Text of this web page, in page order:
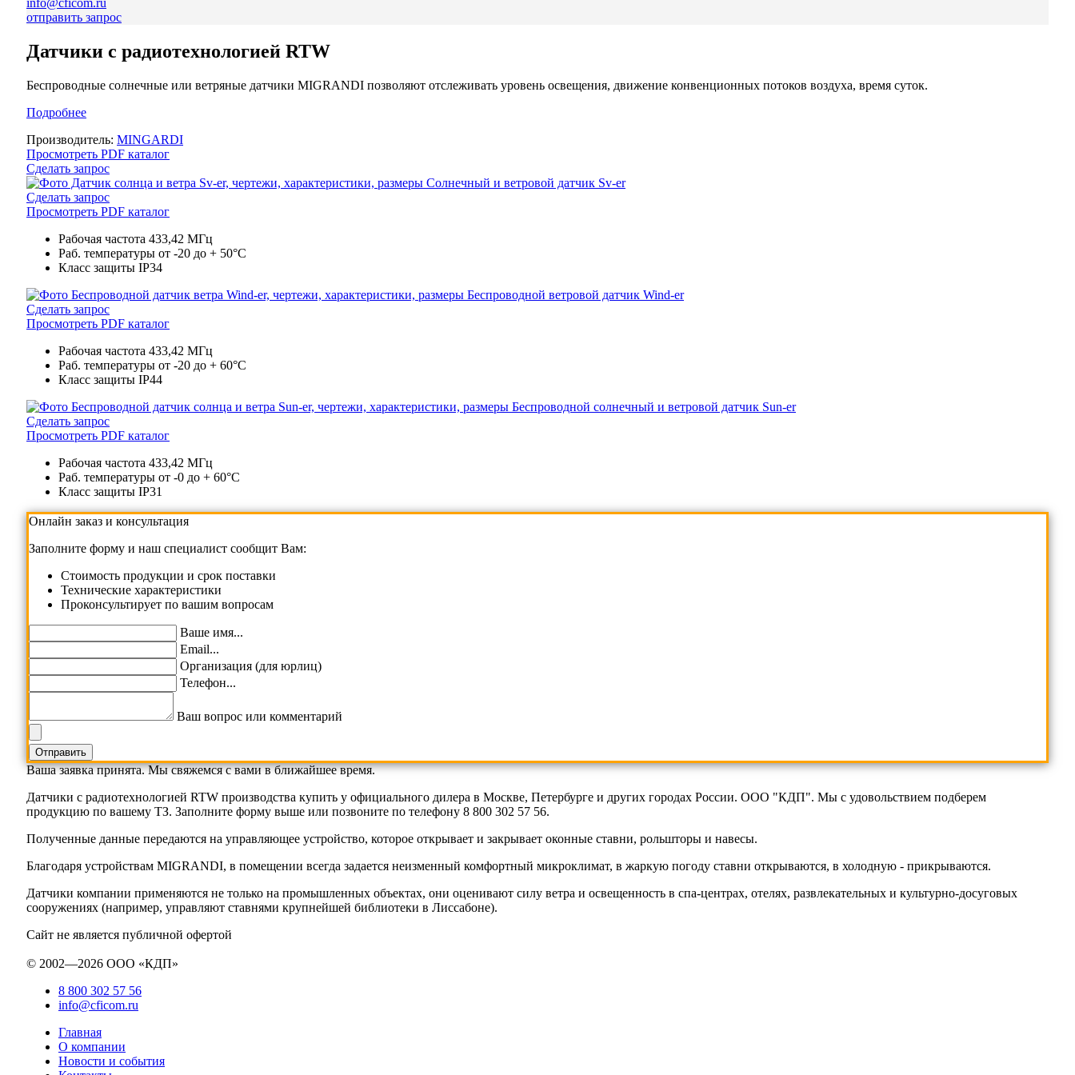
info@cficom.ru
отправить запрос
Датчики с радиотехнологией RTW
Беспроводные солнечные или ветряные датчики MIGRANDI позволяют отслеживать уровень освещения, движение конвенционных потоков воздуха, время суток.
Подробнее
Производитель: MINGARDI
Просмотреть PDF каталог
Сделать запрос
Солнечный и ветровой датчик Sv-er
Сделать запрос
Просмотреть PDF каталог
Рабочая частота 433,42 МГц
Раб. температуры от -20 до + 50°C
Класс защиты IP34
Беспроводной ветровой датчик Wind-er
Сделать запрос
Просмотреть PDF каталог
Рабочая частота 433,42 МГц
Раб. температуры от -20 до + 60°C
Класс защиты IP44
Беспроводной солнечный и ветровой датчик Sun-er
Сделать запрос
Просмотреть PDF каталог
Рабочая частота 433,42 МГц
Раб. температуры от -0 до + 60°C
Класс защиты IP31
Онлайн заказ и консультация
Заполните форму и наш специалист сообщит Вам:
Cтоимость продукции и срок поставки
Технические характеристики
Проконсультирует по вашим вопросам
Ваше имя...
Email...
Организация (для юрлиц)
Телефон...
Ваш вопрос или комментарий
Ваша заявка принята. Мы свяжемся с вами в ближайшее время.
Датчики с радиотехнологией RTW производства купить у официального дилера в Москве, Петербурге и других городах России. ООО "КДП". Мы с удовольствием подберем
продукцию по вашему ТЗ. Заполните форму выше или позвоните по телефону 8 800 302 57 56.
Полученные данные передаются на управляющее устройство, которое открывает и закрывает оконные ставни, рольшторы и навесы.
Благодаря устройствам MIGRANDI, в помещении всегда задается неизменный комфортный микроклимат, в жаркую погоду ставни открываются, в холодную - прикрываются.
Датчики компании применяются не только на промышленных объектах, они оценивают силу ветра и освещенность в спа-центрах, отелях, развлекательных и культурно-досуговых
сооружениях (например, управляют ставнями крупнейшей библиотеки в Лиссабоне).
Сайт не является публичной офертой
© 2002—2026 ООО «КДП»
8 800 302 57 56
info@cficom.ru
Главная
О компании
Новости и события